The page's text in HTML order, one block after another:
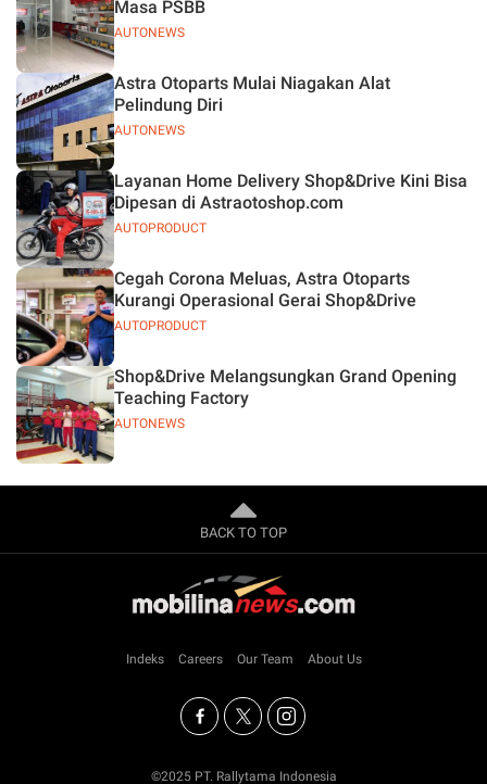
AUTONEWS
Masa PSBB
AUTONEWS
Astra Otoparts Mulai Niagakan Alat
Pelindung Diri
AUTOPRODUCT
Layanan Home Delivery Shop&Drive Kini Bisa
Dipesan di Astraotoshop.com
AUTOPRODUCT
Cegah Corona Meluas, Astra Otoparts
Kurangi Operasional Gerai Shop&Drive
AUTONEWS
Shop&Drive Melangsungkan Grand Opening
Teaching Factory
BACK TO TOP
Indeks Careers Our Team About Us
©2025 PT. Rallytama Indonesia